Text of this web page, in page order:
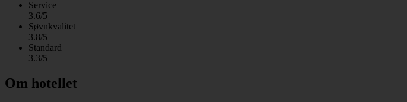
Service
3.6/5
Søvnkvalitet
3.8/5
Standard
3.3/5
Om hotellet